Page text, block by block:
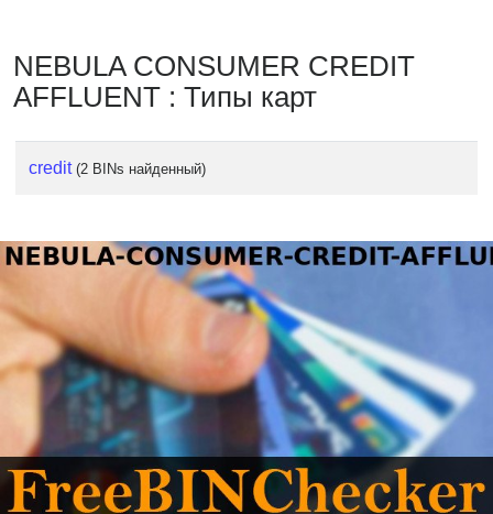
NEBULA CONSUMER CREDIT
AFFLUENT : Типы карт
credit (2 BINs найденный)